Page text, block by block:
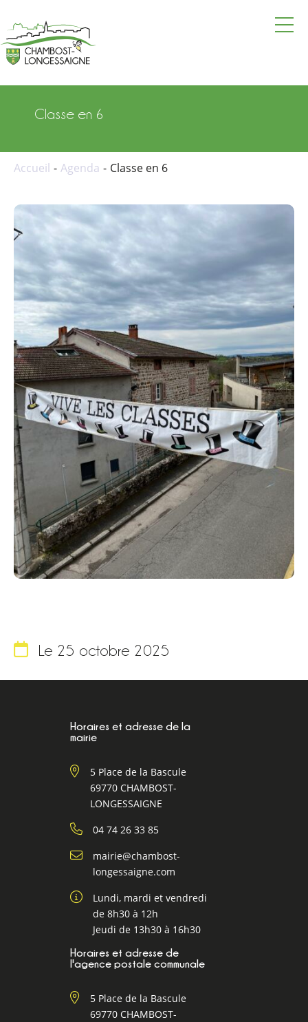
Classe en 6
Accueil Agenda Classe en 6
Le 25 octobre 2025
Horaires et adresse de la
mairie
5 Place de la Bascule
69770 CHAMBOST-
LONGESSAIGNE
04 74 26 33 85
mairie@chambost-
longessaigne.com
Lundi, mardi et vendredi
de 8h30 à 12h
Jeudi de 13h30 à 16h30
Horaires et adresse de
l'agence postale communale
5 Place de la Bascule
69770 CHAMBOST-
Vie pratique
Vie culturelle et touristique
Agenda
Annuaire
Contacter la mairie